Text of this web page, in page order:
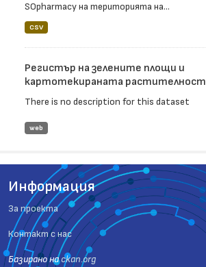
SOpharmacy на територията на...
CSV
Регистър на зелените площи и
картотекираната растителност
There is no description for this dataset
web
Информация
За проекта
Контакт с нас
Базиранo наckan.org